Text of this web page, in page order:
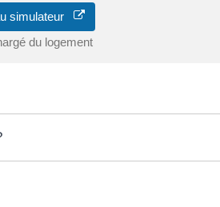
simulateur
du logement